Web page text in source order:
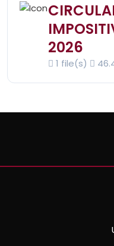
2026
1 file(s)